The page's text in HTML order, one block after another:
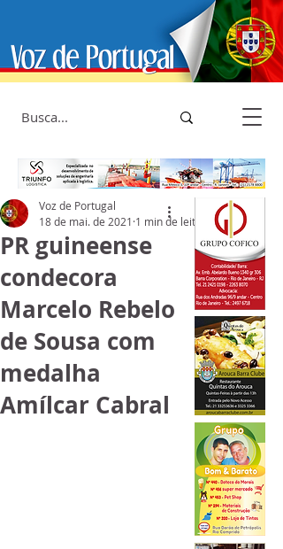
PR guineense
condecora
Marcelo Rebelo
de Sousa com
medalha
Amílcar Cabral
Voz de Portugal
18 de mai. de 2021 1 min de leitura